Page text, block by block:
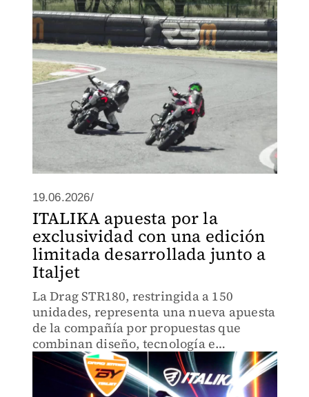
19.06.2026/
ITALIKA apuesta por la
exclusividad con una edición
limitada desarrollada junto a
Italjet
La Drag STR180, restringida a 150
unidades, representa una nueva apuesta
de la compañía por propuestas que
combinan diseño, tecnología e
innovación